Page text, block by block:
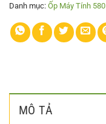
Danh mục: Ốp Máy Tính 580
MÔ TẢ